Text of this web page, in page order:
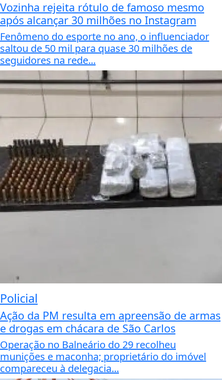
Vozinha rejeita rótulo de famoso mesmo
após alcançar 30 milhões no Instagram
Fenômeno do esporte no ano, o influenciador
saltou de 50 mil para quase 30 milhões de
seguidores na rede...
Policial
Ação da PM resulta em apreensão de armas
e drogas em chácara de São Carlos
Operação no Balneário do 29 recolheu
munições e maconha; proprietário do imóvel
compareceu à delegacia...